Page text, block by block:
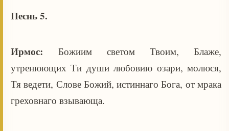
Песнь 5.
Ирмос: Божиим светом Твоим, Блаже,
утренюющих Ти души любовию озари, молюся,
Тя ведети, Слове Божий, истиннаго Бога, от мрака
греховнаго взывающа.